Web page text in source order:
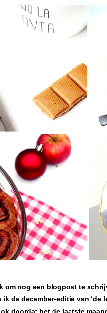
om nog een blogpost te
de december-editie van ‘de
doordat het de laatste